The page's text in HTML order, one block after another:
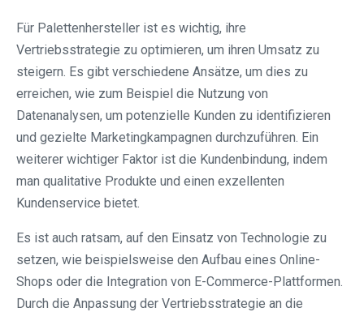
Für Palettenhersteller ist es wichtig, ihre
Vertriebsstrategie zu optimieren, um ihren Umsatz zu
steigern. Es gibt verschiedene Ansätze, um dies zu
erreichen, wie zum Beispiel die Nutzung von
Datenanalysen, um potenzielle Kunden zu identifizieren
und gezielte Marketingkampagnen durchzuführen. Ein
weiterer wichtiger Faktor ist die Kundenbindung, indem
man qualitative Produkte und einen exzellenten
Kundenservice bietet.
Es ist auch ratsam, auf den Einsatz von Technologie zu
setzen, wie beispielsweise den Aufbau eines Online-
Shops oder die Integration von E-Commerce-Plattformen.
Durch die Anpassung der Vertriebsstrategie an die